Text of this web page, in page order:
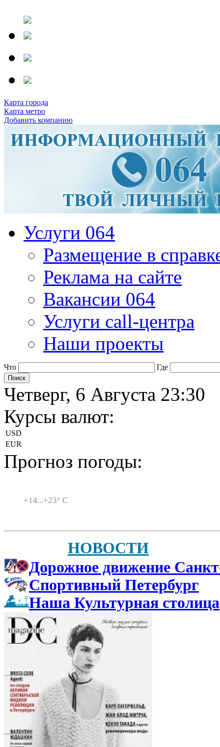
Карта города
Карта метро
Добавить компанию
Услуги 064
Размещение в
Реклама на сайте
Вакансии 064
Услуги call-центра
Наши проекты
Что Где
Четверг, 6 Августа 23:30
Курсы валют:
USD
EUR
Прогноз погоды:
+14...+23° C
НОВОСТИ
Дорожное движение
Спортивный Петербург
Наша Культурная столица